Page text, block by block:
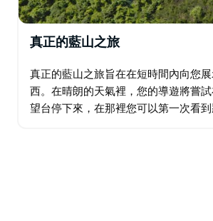
真正的藍山之旅
真正的藍山之旅旨在在短時間內向您
西。在晴朗的天氣裡，您的導遊將嘗
望台停下來，在那裡您可以第一次看